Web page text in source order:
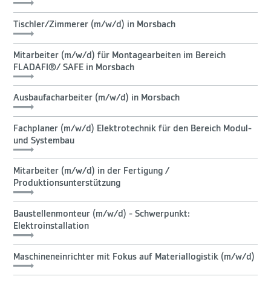
Tischler/Zimmerer (m/w/d) in Morsbach
Mitarbeiter (m/w/d) für Montagearbeiten im Bereich
FLADAFI®/ SAFE in Morsbach
Ausbaufacharbeiter (m/w/d) in Morsbach
Fachplaner (m/w/d) Elektrotechnik für den Bereich Modul-
und Systembau
Mitarbeiter (m/w/d) in der Fertigung /
Produktionsunterstützung
Baustellenmonteur (m/w/d) - Schwerpunkt:
Elektroinstallation
Maschineneinrichter mit Fokus auf Materiallogistik (m/w/d)